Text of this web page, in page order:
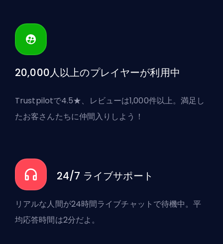
20,000人以上のプレイヤーが利用中
Trustpilotで4.5★、レビューは1,000件以上。満足し
たお客さんたちに仲間入りしよう！
24/7 ライブサポート
リアルな人間が24時間ライブチャットで待機中。平
均応答時間は2分だよ。